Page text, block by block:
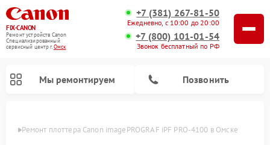
FIX-CANON
Ремонт устройств Canon
Специализированный
cервисный центр г.Омск
+7 (381) 267-81-50
Ежедневно, с 10:00 до 20:00
+7 (800) 101-01-54
Звонок бесплатный по РФ
Мы ремонтируем Позвонить
Ремонт плоттера Canon imagePROGRAF iPF PRO-4100 в Омске